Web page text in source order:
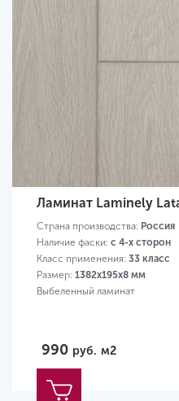
Ламинат Laminely
Страна производства: Россия
Наличие фаски: с 4-х сторон
Класс применения: 33 класс
Размер: 1382х195х8 мм
Выбеленный ламинат
990 руб. м2